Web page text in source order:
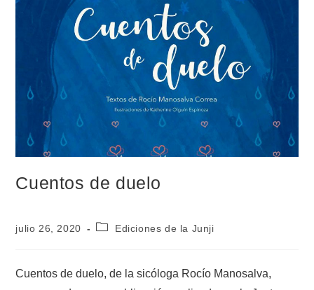
Cuentos de duelo
julio 26, 2020 Ediciones de la Junji
Cuentos de duelo, de la sicóloga Rocío Manosalva,